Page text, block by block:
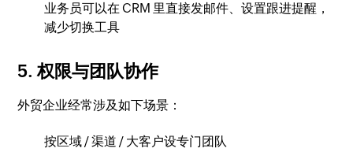
业务员可以在 CRM 里直接发邮件、设置跟进提醒，
减少切换工具
5. 权限与团队协作
外贸企业经常涉及如下场景：
按区域 / 渠道 / 大客户设专门团队